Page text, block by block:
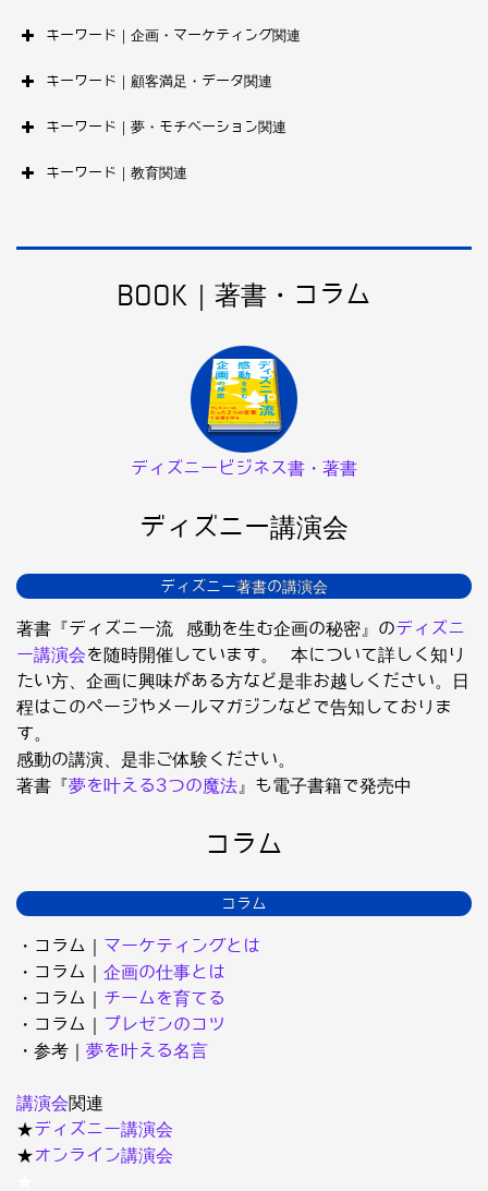
キーワード｜企画・マーケティング関連
キーワード｜顧客満足・データ関連
キーワード｜夢・モチベーション関連
キーワード｜教育関連
BOOK｜著書・コラム
ディズニービジネス書・著書
ディズニー講演会
ディズニー著書の講演会
著書『ディズニー流 感動を生む企画の秘密』のディズニ
ー講演会を随時開催しています。 本について詳しく知り
たい方、企画に興味がある方など是非お越しください。日
程はこのページやメールマガジンなどで告知しておりま
す。
感動の講演、是非ご体験ください。
著書『夢を叶える3つの魔法』も電子書籍で発売中
コラム
コラム
・コラム｜ マーケティングとは
・コラム｜ 企画の仕事とは
・コラム｜ チームを育てる
・コラム｜ プレゼンのコツ
・参考｜ 夢を叶える名言
講演会関連
★ディズニー講演会
★オンライン講演会